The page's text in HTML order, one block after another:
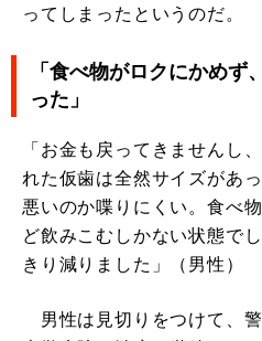
ってしまったというのだ。
「食べ物がロクにかめず
った」
「お金も戻ってきませんし
れた仮歯は全然サイズがあ
悪いのか喋りにくい。食べ
ど飲みこむしかない状態で
きり減りました」（男性）
男性は見切りをつけて、